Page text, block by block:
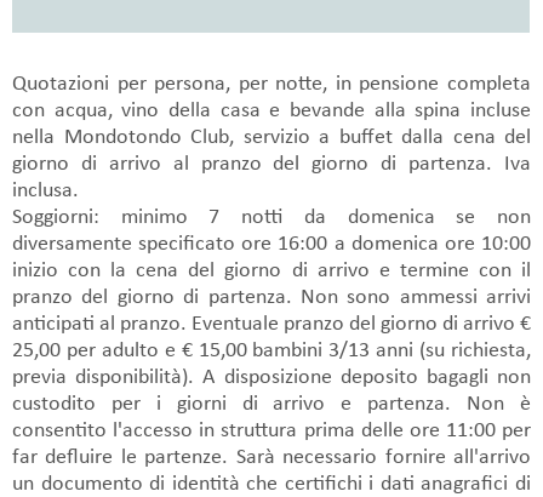
Quotazioni per persona, per notte, in pensione completa
con acqua, vino della casa e bevande alla spina incluse
nella Mondotondo Club, servizio a buffet dalla cena del
giorno di arrivo al pranzo del giorno di partenza. Iva
inclusa.
Soggiorni: minimo 7 notti da domenica se non
diversamente specificato ore 16:00 a domenica ore 10:00
inizio con la cena del giorno di arrivo e termine con il
pranzo del giorno di partenza. Non sono ammessi arrivi
anticipati al pranzo. Eventuale pranzo del giorno di arrivo €
25,00 per adulto e € 15,00 bambini 3/13 anni (su richiesta,
previa disponibilità). A disposizione deposito bagagli non
custodito per i giorni di arrivo e partenza. Non è
consentito l'accesso in struttura prima delle ore 11:00 per
far defluire le partenze. Sarà necessario fornire all'arrivo
un documento di identità che certifichi i dati anagrafici di